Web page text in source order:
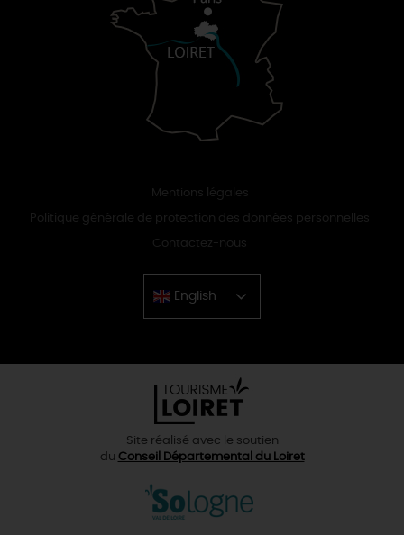
Mentions légales
Politique générale de protection des données personnelles
Contactez-nous
English
Chinese
Site réalisé avec le soutien
du Conseil Départemental du Loiret